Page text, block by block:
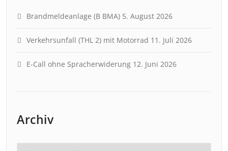
Brandmeldeanlage (B BMA) 5. August 2026
Verkehrsunfall (THL 2) mit Motorrad 11. Juli 2026
E-Call ohne Spracherwiderung 12. Juni 2026
Archiv